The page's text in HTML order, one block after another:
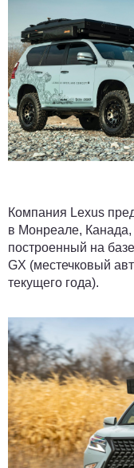
Компания Lexus
в Монреале,
построенный на
GX (местечковый
текущего года).